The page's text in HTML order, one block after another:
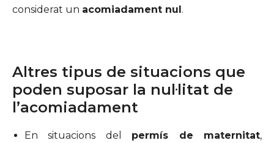
considerat un acomiadament nul .
Altres tipus de situacions que
poden suposar la nul·litat de
l’acomiadament
En situacions del permís de maternitat,